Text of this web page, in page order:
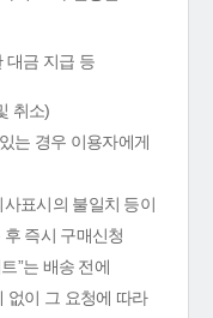
대금 지급 등
취소)
는 경우 이용자에게
표시의 불일치 등이
즉시 구매신청
”는 배송 전에
없이 그 요청에 따라